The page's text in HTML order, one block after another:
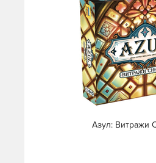
Азул: Витражи